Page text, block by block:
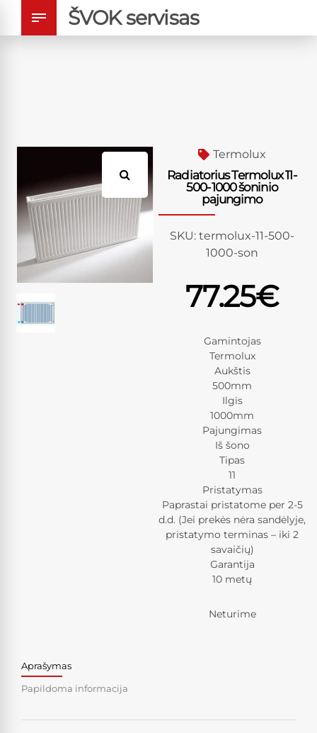
ŠVOK servisas
Termolux
Radiatorius Termolux 11-
500-1000 šoninio
pajungimo
SKU: termolux-11-500-
1000-son
77.25€
Gamintojas
Termolux
Aukštis
500mm
Ilgis
1000mm
Pajungimas
Iš šono
Tipas
11
Pristatymas
Paprastai pristatome per 2-5
d.d. (Jei prekės nėra sandėlyje,
pristatymo terminas – iki 2
savaičių)
Garantija
10 metų
Neturime
Aprašymas
Papildoma informacija